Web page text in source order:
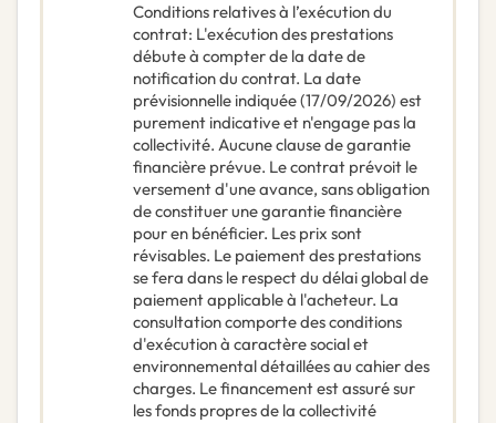
Conditions relatives à l’exécution du
contrat: L'exécution des prestations
débute à compter de la date de
notification du contrat. La date
prévisionnelle indiquée (17/09/2026) est
purement indicative et n'engage pas la
collectivité. Aucune clause de garantie
financière prévue. Le contrat prévoit le
versement d'une avance, sans obligation
de constituer une garantie financière
pour en bénéficier. Les prix sont
révisables. Le paiement des prestations
se fera dans le respect du délai global de
paiement applicable à l'acheteur. La
consultation comporte des conditions
d'exécution à caractère social et
environnemental détaillées au cahier des
charges. Le financement est assuré sur
les fonds propres de la collectivité